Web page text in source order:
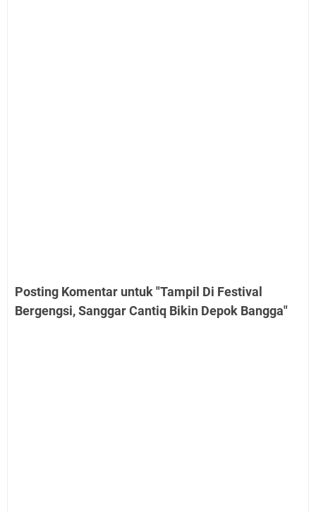
Posting Komentar untuk "Tampil Di Festival
Bergengsi, Sanggar Cantiq Bikin Depok Bangga"